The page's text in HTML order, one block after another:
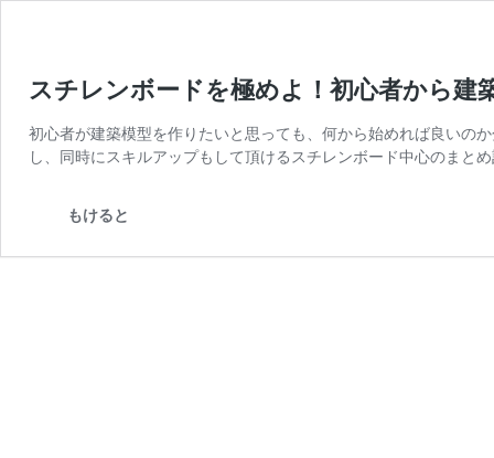
スチレンボードを極めよ！初心者から建
初心者が建築模型を作りたいと思っても、何から始めれば良いの
し、同時にスキルアップもして頂けるスチレンボード中心のまと
もけると